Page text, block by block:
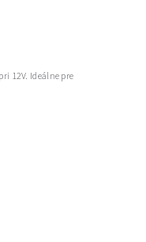
12V. Ideálne pre